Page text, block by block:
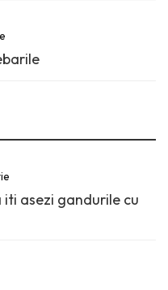
asezi gandurile cu